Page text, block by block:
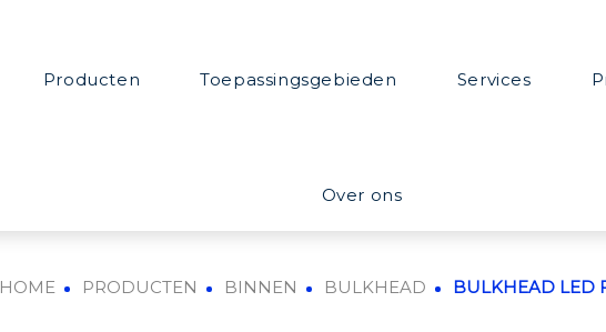
Producten Toepassingsgebieden Services
Over ons
HOME PRODUCTEN BINNEN BULKHEAD BULKHEAD LED